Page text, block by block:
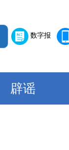
数字报
辟谣